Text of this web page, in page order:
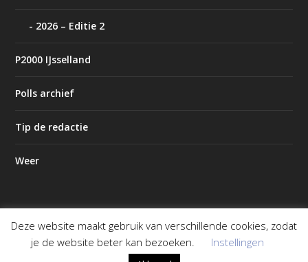
2026 – Editie 2
P2000 IJsselland
Polls archief
Tip de redactie
Weer
Ontworpen doorElegant Themes | Mogelijk gemaakt door
WordPress
Deze website maakt gebruik van verschillende cookies, zodat
je de website beter kan bezoeken.
Instellingen